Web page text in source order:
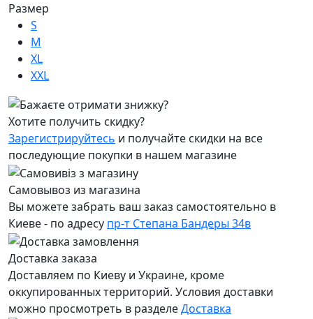
Размер
S
M
XL
XXL
Хотите получить скидку?
Зарегистрируйтесь и получайте скидки на все
последующие покупки в нашем магазине
Самовывоз из магазина
Вы можете забрать ваш заказ самостоятельно в
Киеве - по адресу пр-т Степана Бандеры 34в
Доставка заказа
Доставляем по Киеву и Украине, кроме
оккупированных территорий. Условия доставки
можно просмотреть в разделеДоставка